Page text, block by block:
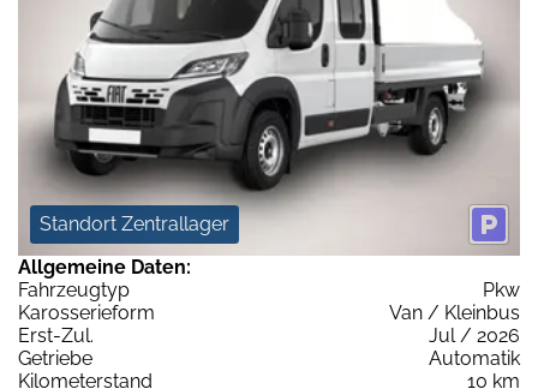
Standort Zentrallager
Allgemeine Daten:
Fahrzeugtyp
Pkw
Karosserieform
Van / Kleinbus
Erst-Zul.
Jul / 2026
Getriebe
Automatik
Kilometerstand
10 km